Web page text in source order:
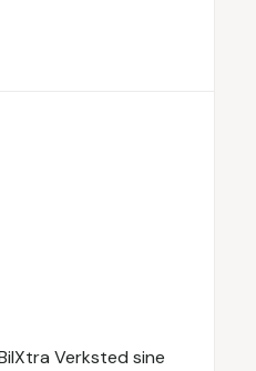
Verksted sine